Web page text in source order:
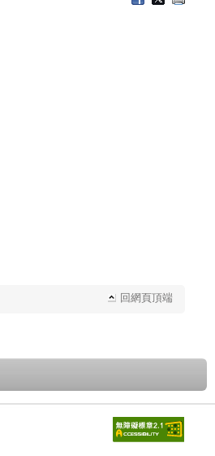
回網頁頂端